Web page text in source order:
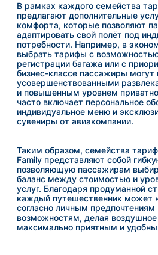
В рамках каждого семейства
предлагают дополнительные
комфорта, которые позволяют
адаптировать свой полёт под
потребности. Например, в
выбрать тарифы с
регистрации багажа или с
бизнес-классе пассажиры могут
усовершенствованными
и повышенным уровнем
часто включает персональное
индивидуальное меню и
сувениры от авиакомпании.
Таким образом, семейства
Family представляют собой
позволяющую пассажирам
баланс между стоимостью и
услуг. Благодаря продуманной
каждый путешественник может
согласно личным
возможностям, делая
максимально приятным и